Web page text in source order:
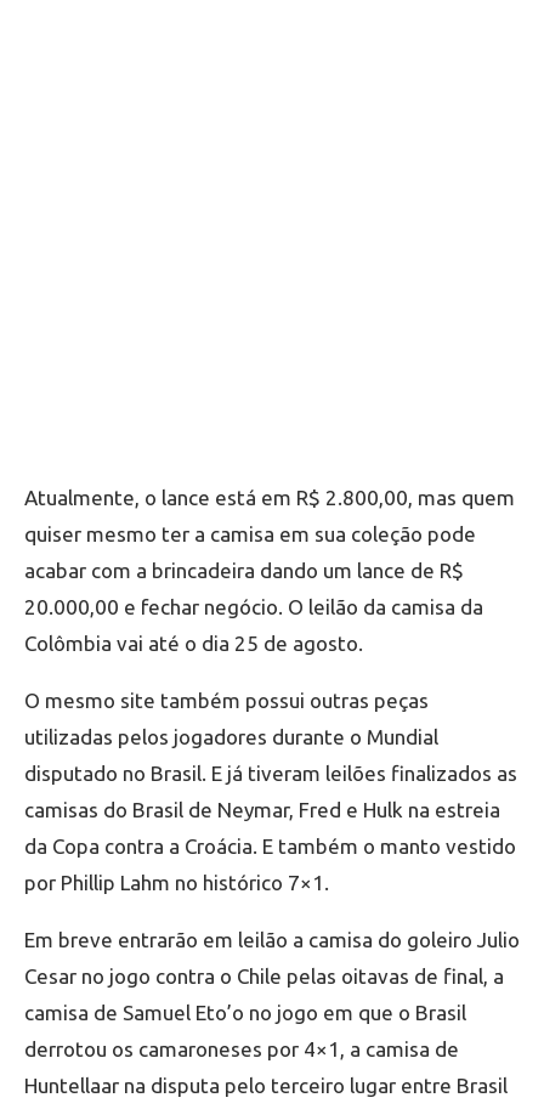
Atualmente, o lance está em R$ 2.800,00, mas quem
quiser mesmo ter a camisa em sua coleção pode
acabar com a brincadeira dando um lance de R$
20.000,00 e fechar negócio. O leilão da camisa da
Colômbia vai até o dia 25 de agosto.
O mesmo site também possui outras peças
utilizadas pelos jogadores durante o Mundial
disputado no Brasil. E já tiveram leilões finalizados as
camisas do Brasil de Neymar, Fred e Hulk na estreia
da Copa contra a Croácia. E também o manto vestido
por Phillip Lahm no histórico 7×1.
Em breve entrarão em leilão a camisa do goleiro Julio
Cesar no jogo contra o Chile pelas oitavas de final, a
camisa de Samuel Eto’o no jogo em que o Brasil
derrotou os camaroneses por 4×1, a camisa de
Huntellaar na disputa pelo terceiro lugar entre Brasil